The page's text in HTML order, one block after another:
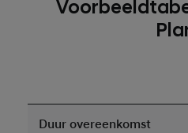
Duur overeenkomst